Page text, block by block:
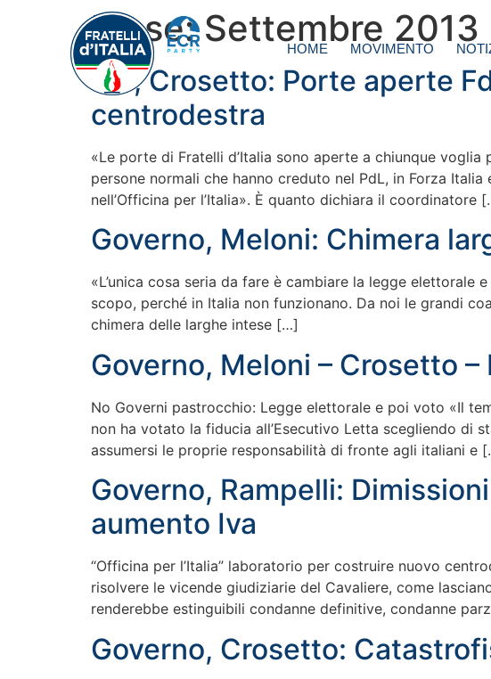
HOME MOVIMENTO
Mese:Settembre 2013
Pdl, Crosetto: Porte aperte
centrodestra
«Le porte di Fratelli d’Italia sono aperte a chiunque
persone normali che hanno creduto nel PdL, in Forza
nell’Officina per l’Italia». È quanto dichiara il coordinatore
Governo, Meloni: Chimera
«L’unica cosa seria da fare è cambiare la legge
scopo, perché in Italia non funzionano. Da noi le grandi
chimera delle larghe intese […]
Governo, Meloni – Crosetto
No Governi pastrocchio: Legge elettorale e poi voto «Il
non ha votato la fiducia all’Esecutivo Letta scegliendo di
assumersi le proprie responsabilità di fronte agli italiani e
Governo, Rampelli:
aumento Iva
“Officina per l’Italia” laboratorio per costruire nuovo
risolvere le vicende giudiziarie del Cavaliere, come
renderebbe estinguibili condanne definitive, condanne
Governo, Crosetto: